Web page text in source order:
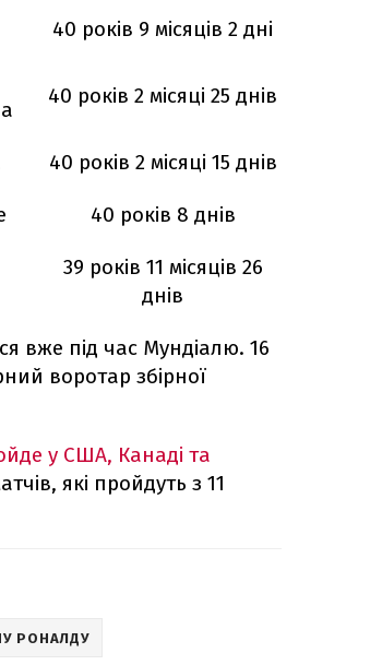
40 років 9 місяців 2 дні
40 років 2 місяці 25 днів
40 років 2 місяці 15 днів
40 років 8 днів
39 років 11 місяців 26
днів
вже під час Мундіалю. 16
воротар збірної
у США, Канаді та
які пройдуть з 11
РОНАЛДУ